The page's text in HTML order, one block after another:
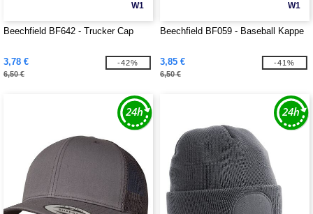
W1
Beechfield BF642 - Trucker Cap
3,78 €
6,50 €
-42%
W1
Beechfield BF059 - Baseball Kappe
3,85 €
6,50 €
-41%